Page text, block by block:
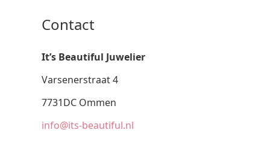
Contact
It’s Beautiful Juwelier
Varsenerstraat 4
7731DC Ommen
info@its-beautiful.nl